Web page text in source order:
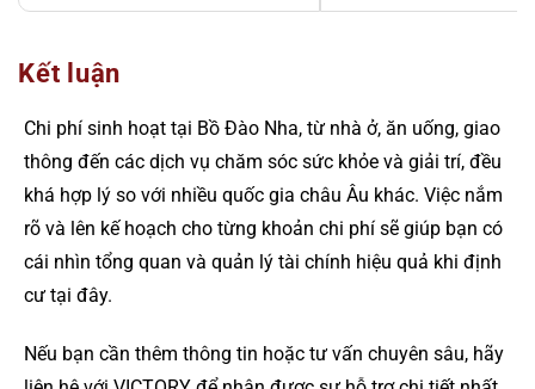
Kết luận
Chi phí sinh hoạt tại Bồ Đào Nha, từ nhà ở, ăn uống, giao
thông đến các dịch vụ chăm sóc sức khỏe và giải trí, đều
khá hợp lý so với nhiều quốc gia châu Âu khác. Việc nắm
rõ và lên kế hoạch cho từng khoản chi phí sẽ giúp bạn có
cái nhìn tổng quan và quản lý tài chính hiệu quả khi định
cư tại đây.
Nếu bạn cần thêm thông tin hoặc tư vấn chuyên sâu, hãy